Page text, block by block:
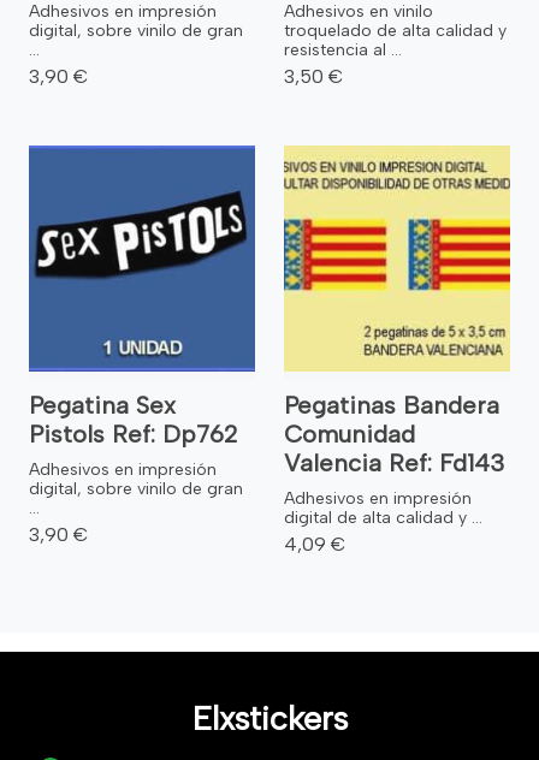
Adhesivos en impresión
digital, sobre vinilo de gran
...
3,90 €
Adhesivos en vinilo
troquelado de alta calidad y
resistencia al ...
3,50 €
Pegatina Sex
Pistols Ref: Dp762
Adhesivos en impresión
digital, sobre vinilo de gran
...
3,90 €
Pegatinas Bandera
Comunidad
Valencia Ref: Fd143
Adhesivos en impresión
digital de alta calidad y ...
4,09 €
Elxstickers